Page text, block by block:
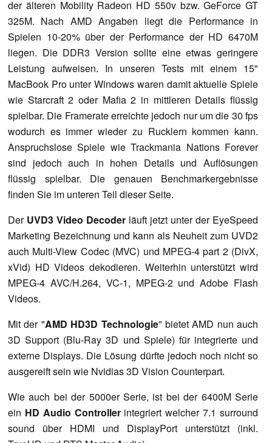
der älteren Mobility Radeon HD 550v bzw. GeForce GT
325M. Nach AMD Angaben liegt die Performance in
Spielen 10-20% über der Performance der HD 6470M
liegen. Die DDR3 Version sollte eine etwas geringere
Leistung aufweisen. In unseren Tests mit einem 15"
MacBook Pro unter Windows waren damit aktuelle Spiele
wie Starcraft 2 oder Mafia 2 in mittleren Details flüssig
spielbar. Die Framerate erreichte jedoch nur um die 30 fps
wodurch es immer wieder zu Rucklern kommen kann.
Anspruchslose Spiele wie Trackmania Nations Forever
sind jedoch auch in hohen Details und Auflösungen
flüssig spielbar. Die genauen Benchmarkergebnisse
finden Sie im unteren Teil dieser Seite.
Der UVD3 Video Decoder läuft jetzt unter der EyeSpeed
Marketing Bezeichnung und kann als Neuheit zum UVD2
auch Multi-View Codec (MVC) und MPEG-4 part 2 (DivX,
xVid) HD Videos dekodieren. Weiterhin unterstützt wird
MPEG-4 AVC/H.264, VC-1, MPEG-2 und Adobe Flash
Videos.
Mit der "AMD HD3D Technologie" bietet AMD nun auch
3D Support (Blu-Ray 3D und Spiele) für integrierte und
externe Displays. Die Lösung dürfte jedoch noch nicht so
ausgereift sein wie Nvidias 3D Vision Counterpart.
Wie auch bei der 5000er Serie, ist bei der 6400M Serie
ein HD Audio Controllerintegriert welcher 7.1 surround
sound über HDMI und DisplayPort unterstützt (inkl.